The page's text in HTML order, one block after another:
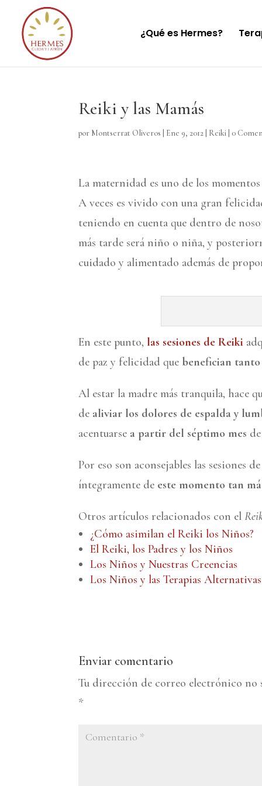
¿Qué es Hermes?
Reiki y las Mamás
por Montserrat Oliveros Ene 9, 2012 Reiki 0
La maternidad es uno de los
A veces es vivido con una gran
teniendo en cuenta que dentro de
más tarde será niño o niña, y
cuidado y alimentado además de
En este punto, las sesiones de Reiki
de paz y felicidad que benefician
Al estar la madre más tranquila, hace
de aliviar los dolores de espalda y
acentuarse a partir del séptimo mes
Por eso son aconsejables las
íntegramente de este momento tan
Otros artículos relacionados con el
¿Cómo asimilan el Reiki los Niños?
El Reiki, los Padres y los Niños
Los Niños y Nuestras Creencias
Los Niños y las Terapias Alternativas
Enviar comentario
Tu dirección de correo electrónico no
*